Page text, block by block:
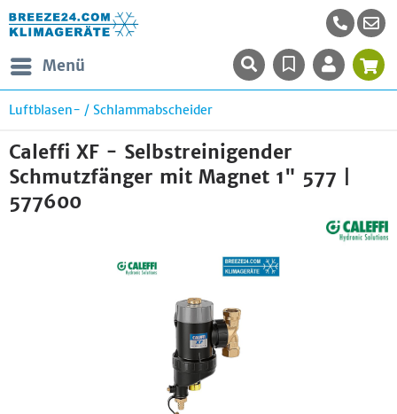
Menü
Luftblasen- / Schlammabscheider
Caleffi XF - Selbstreinigender
Schmutzfänger mit Magnet 1" 577 |
577600